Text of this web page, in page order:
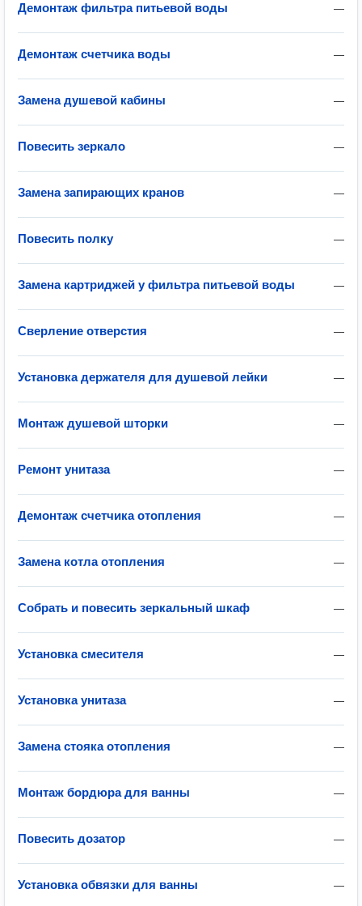
—
Демонтаж фильтра питьевой воды
—
Демонтаж счетчика воды
—
Замена душевой кабины
—
Повесить зеркало
—
Замена запирающих кранов
—
Повесить полку
—
Замена картриджей у фильтра питьевой воды
—
Сверление отверстия
—
Установка держателя для душевой лейки
—
Монтаж душевой шторки
—
Ремонт унитаза
—
Демонтаж счетчика отопления
—
Замена котла отопления
—
Собрать и повесить зеркальный шкаф
—
Установка смесителя
—
Установка унитаза
—
Замена стояка отопления
—
Монтаж бордюра для ванны
—
Повесить дозатор
—
Установка обвязки для ванны